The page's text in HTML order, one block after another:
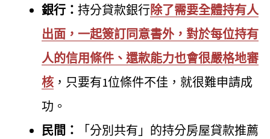
銀行：持分貸款銀行除了需要全體持有人
出面，一起簽訂同意書外，對於每位持有
人的信用條件、還款能力也會很嚴格地審
核 ，只要有1位條件不佳，就很難申請成
功。
民間：
「分別共有」的持分房屋貸款推薦